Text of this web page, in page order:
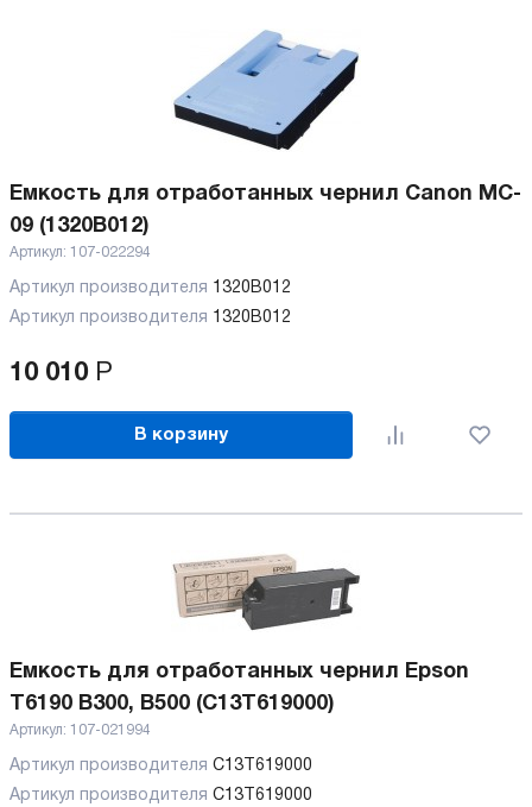
Емкость для отработанных чернил Canon MC-
09 (1320B012)
Артикул: 107-022294
Артикул производителя 1320B012
Артикул производителя 1320B012
10 010 Р
В корзину
Емкость для отработанных чернил Epson
T6190 B300, B500 (C13T619000)
Артикул: 107-021994
Артикул производителя C13T619000
Артикул производителя C13T619000